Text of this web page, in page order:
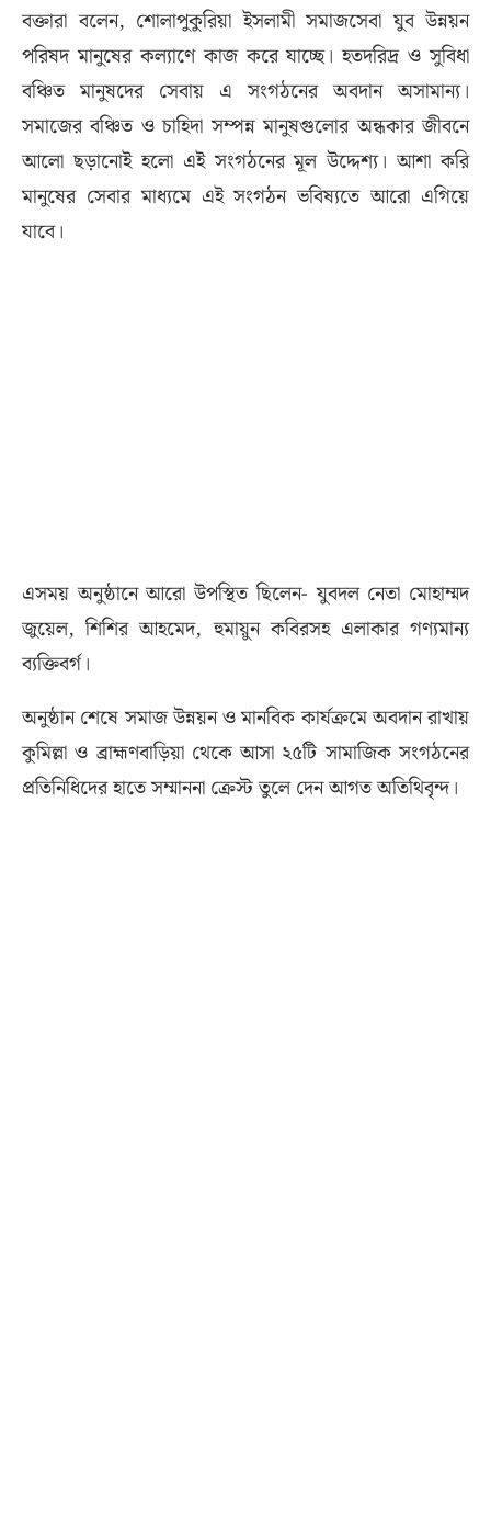
বক্তারা বলেন, শোলাপুকুরিয়া ইসলামী সমাজসেবা যুব উন্নয়ন
পরিষদ মানুষের কল্যাণে কাজ করে যাচ্ছে। হতদরিদ্র ও সুবিধা
বঞ্চিত মানুষদের সেবায় এ সংগঠনের অবদান অসামান্য।
সমাজের বঞ্চিত ও চাহিদা সম্পন্ন মানুষগুলোর অন্ধকার জীবনে
আলো ছড়ানোই হলো এই সংগঠনের মূল উদ্দেশ্য। আশা করি
মানুষের সেবার মাধ্যমে এই সংগঠন ভবিষ্যতে আরো এগিয়ে
যাবে।
এসময় অনুষ্ঠানে আরো উপস্থিত ছিলেন- যুবদল নেতা মোহাম্মদ
জুয়েল, শিশির আহমেদ, হুমায়ুন কবিরসহ এলাকার গণ্যমান্য
ব্যক্তিবর্গ।
অনুষ্ঠান শেষে সমাজ উন্নয়ন ও মানবিক কার্যক্রমে অবদান রাখায়
কুমিল্লা ও ব্রাহ্মণবাড়িয়া থেকে আসা ২৫টি সামাজিক সংগঠনের
প্রতিনিধিদের হাতে সম্মাননা ক্রেস্ট তুলে দেন আগত অতিথিবৃন্দ।